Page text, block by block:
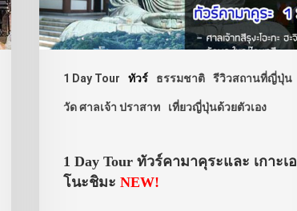
1 Day Tour ทัวร์ ธรรมชาติ รีวิวสถานที่ญี่ปุ่น
วัด ศาลเจ้า ปราสาท เที่ยวญี่ปุ่นด้วยตัวเอง
1 Day Tour ทัวร์คามาคุระและ เกาะเอ
โนะชิมะNEW!